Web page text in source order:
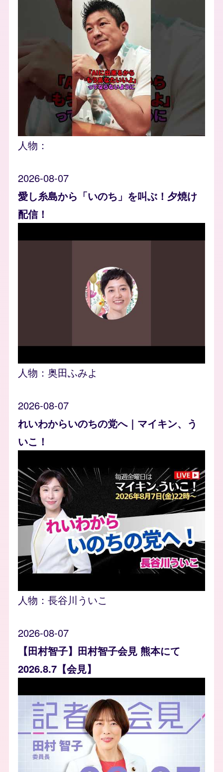
人物：
2026-08-07
愛し糸島から「いのち」を叫ぶ！夕焼け
配信！
人物： 奥田ふみよ
2026-08-07
れいわからいのちの党へ｜マイキン、う
いこ！
人物： 長谷川ういこ
2026-08-07
【田村智子】田村智子会見 熊本にて
2026.8.7【会見】